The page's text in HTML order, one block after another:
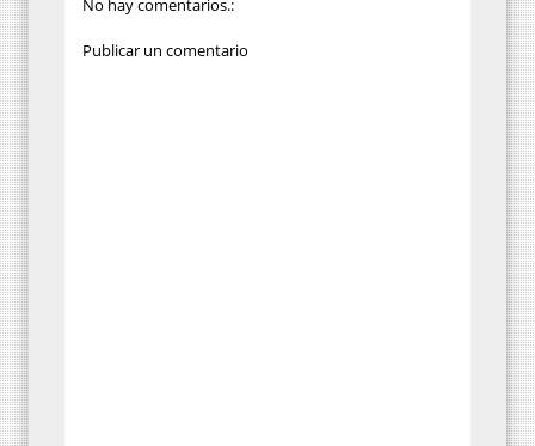
No hay comentarios.:
Publicar un comentario